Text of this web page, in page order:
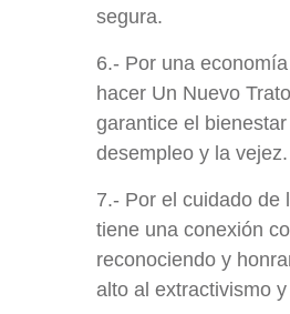
segura.
6.- Por una
hacer Un Nuevo
garantice el
desempleo y la vejez.
7.- Por el cuidado de
tiene una conexión
reconociendo y
alto al extractivismo